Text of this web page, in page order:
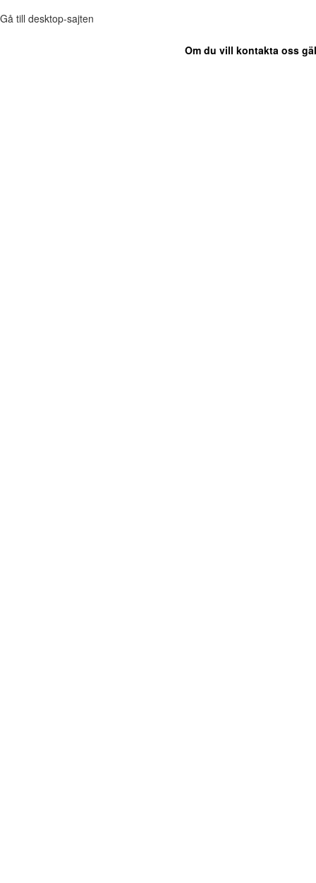
Gå till desktop-sajten
Om du vill kontakta oss